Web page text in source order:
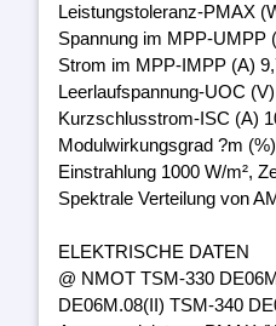
Leistungstoleranz-PMAX
Spannung im MPP-UMPP
Strom im MPP-IMPP (A)
Leerlaufspannung-UOC
Kurzschlusstrom-ISC (A)
Modulwirkungsgrad ?m
Einstrahlung 1000 W/m²,
Spektrale Verteilung von
ELEKTRISCHE DATEN
@ NMOT TSM-330
DE06M.08(II) TSM-340